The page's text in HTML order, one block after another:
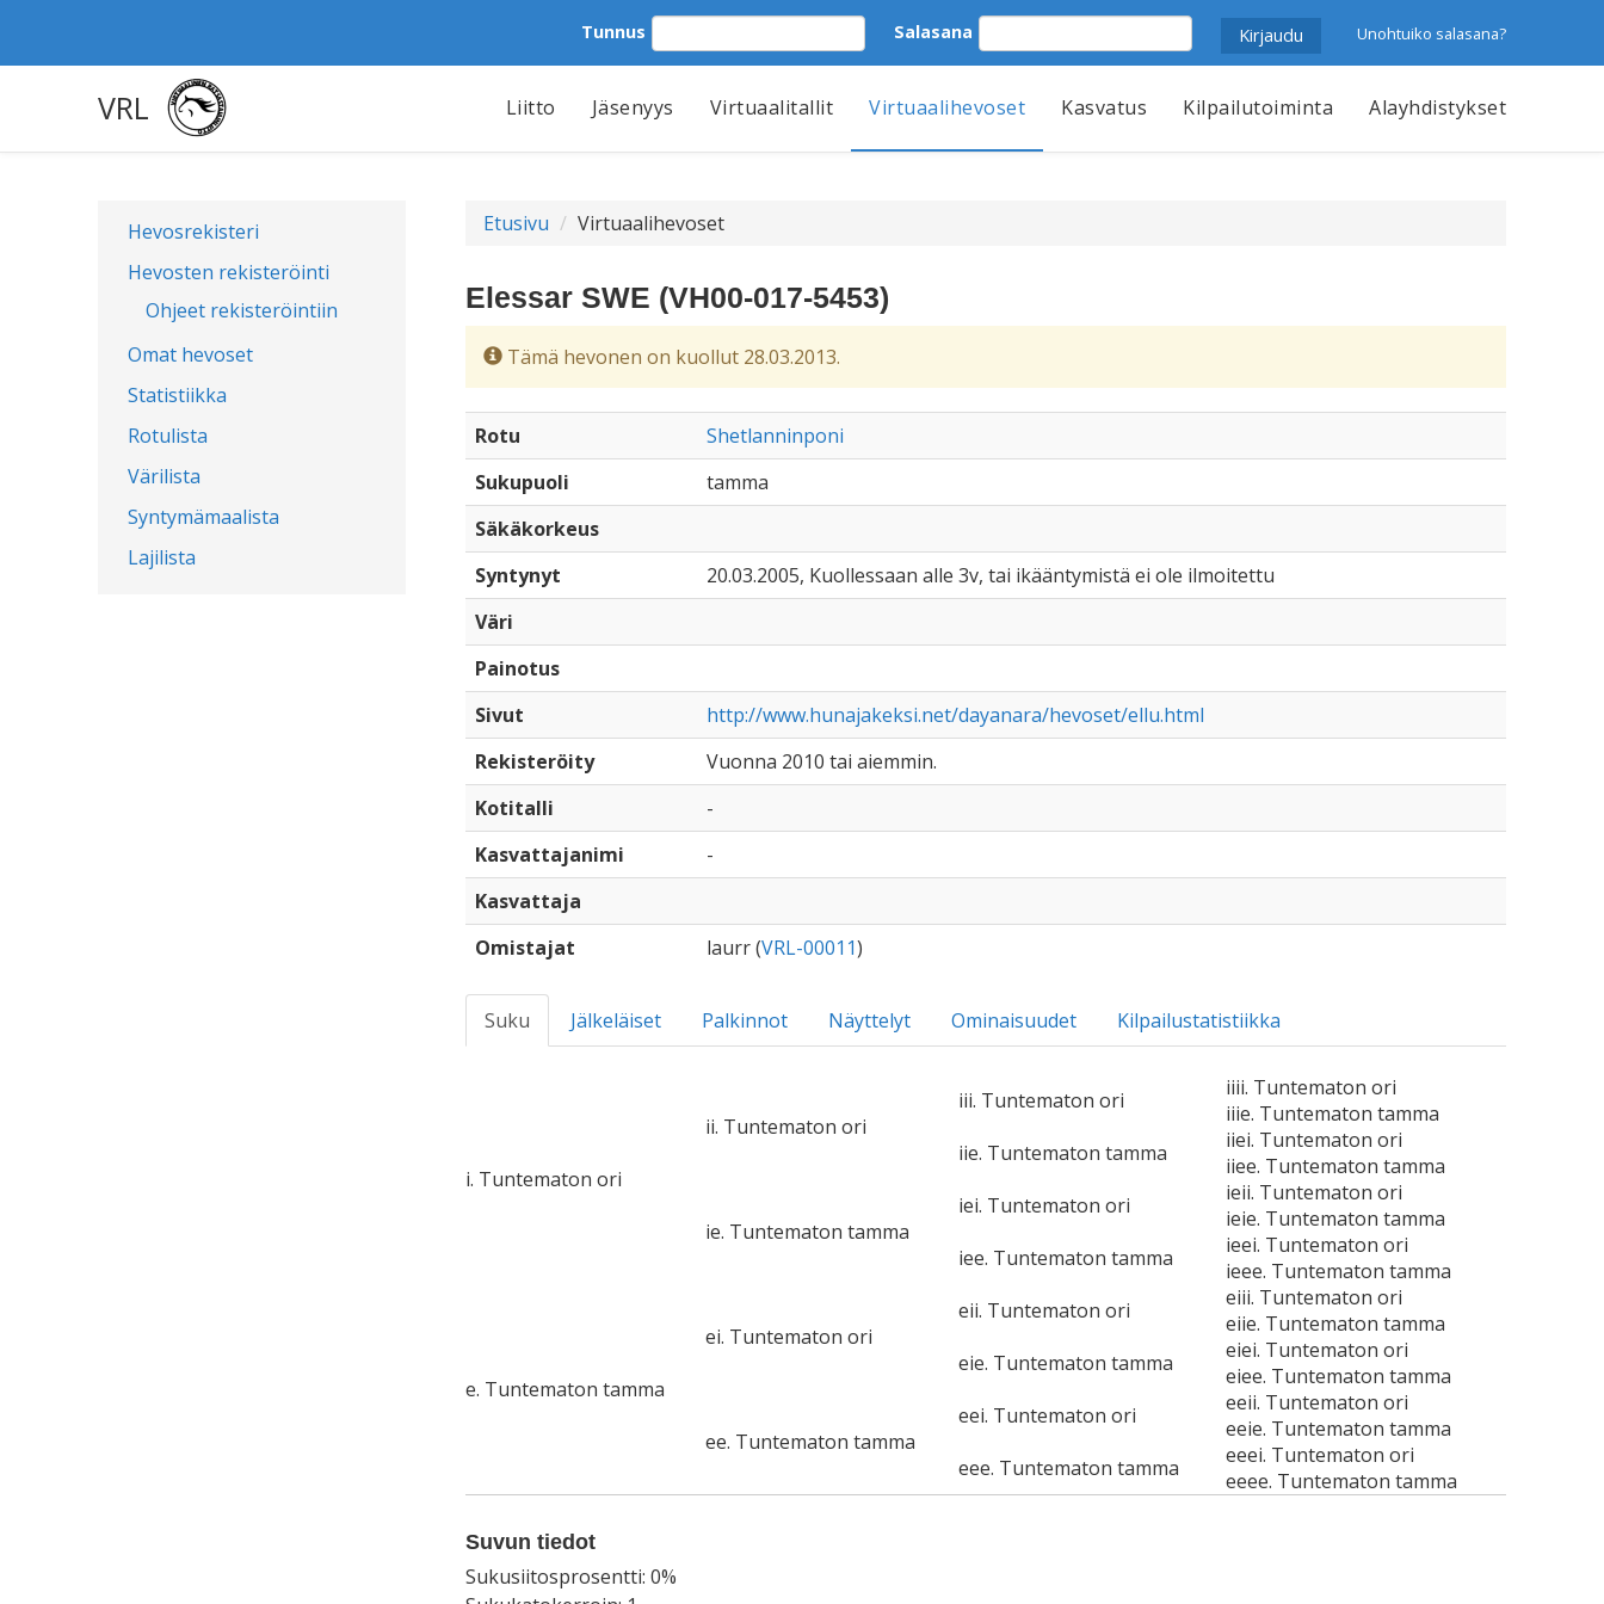
Tunnus Salasana Unohtuiko salasana?
VRL Liitto Jäsenyys Virtuaalitallit Virtuaalihevoset Kasvatus Kilpailutoiminta Alayhdistykset
Hevosrekisteri
Hevosten rekisteröinti
Ohjeet rekisteröintiin
Omat hevoset
Statistiikka
Rotulista
Värilista
Syntymämaalista
Lajilista
Etusivu Virtuaalihevoset
Elessar SWE (VH00-017-5453)
Tämä hevonen on kuollut 28.03.2013.
Rotu
Shetlanninponi
Sukupuoli
tamma
Säkäkorkeus
Syntynyt
20.03.2005, Kuollessaan alle 3v, tai ikääntymistä ei ole ilmoitettu
Väri
Painotus
Sivut
http://www.hunajakeksi.net/dayanara/hevoset/ellu.html
Rekisteröity
Vuonna 2010 tai aiemmin.
Kotitalli
-
Kasvattajanimi
-
Kasvattaja
Omistajat
laurr (VRL-00011)
Suku Jälkeläiset Palkinnot Näyttelyt Ominaisuudet Kilpailustatistiikka
i. Tuntematon ori
ii. Tuntematon ori
iii. Tuntematon ori
iiii. Tuntematon ori
iiie. Tuntematon tamma
iie. Tuntematon tamma
iiei. Tuntematon ori
iiee. Tuntematon tamma
ie. Tuntematon tamma
iei. Tuntematon ori
ieii. Tuntematon ori
ieie. Tuntematon tamma
iee. Tuntematon tamma
ieei. Tuntematon ori
ieee. Tuntematon tamma
e. Tuntematon tamma
ei. Tuntematon ori
eii. Tuntematon ori
eiii. Tuntematon ori
eiie. Tuntematon tamma
eie. Tuntematon tamma
eiei. Tuntematon ori
eiee. Tuntematon tamma
ee. Tuntematon tamma
eei. Tuntematon ori
eeii. Tuntematon ori
eeie. Tuntematon tamma
eee. Tuntematon tamma
eeei. Tuntematon ori
eeee. Tuntematon tamma
Suvun tiedot
Sukusiitosprosentti: 0%